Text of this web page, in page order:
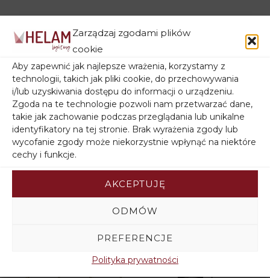
Zarządzaj zgodami plików
cookie
Aby zapewnić jak najlepsze wrażenia, korzystamy z
technologii, takich jak pliki cookie, do przechowywania
i/lub uzyskiwania dostępu do informacji o urządzeniu.
Zgoda na te technologie pozwoli nam przetwarzać dane,
takie jak zachowanie podczas przeglądania lub unikalne
identyfikatory na tej stronie. Brak wyrażenia zgody lub
wycofanie zgody może niekorzystnie wpłynąć na niektóre
cechy i funkcje.
AKCEPTUJĘ
ODMÓW
PREFERENCJE
Polityka prywatności
Lampa abażur HELEN
W-L 0802/3
BK+SL+MAT
Lampa abażur HELEN
WT+SL+MAT
353,00